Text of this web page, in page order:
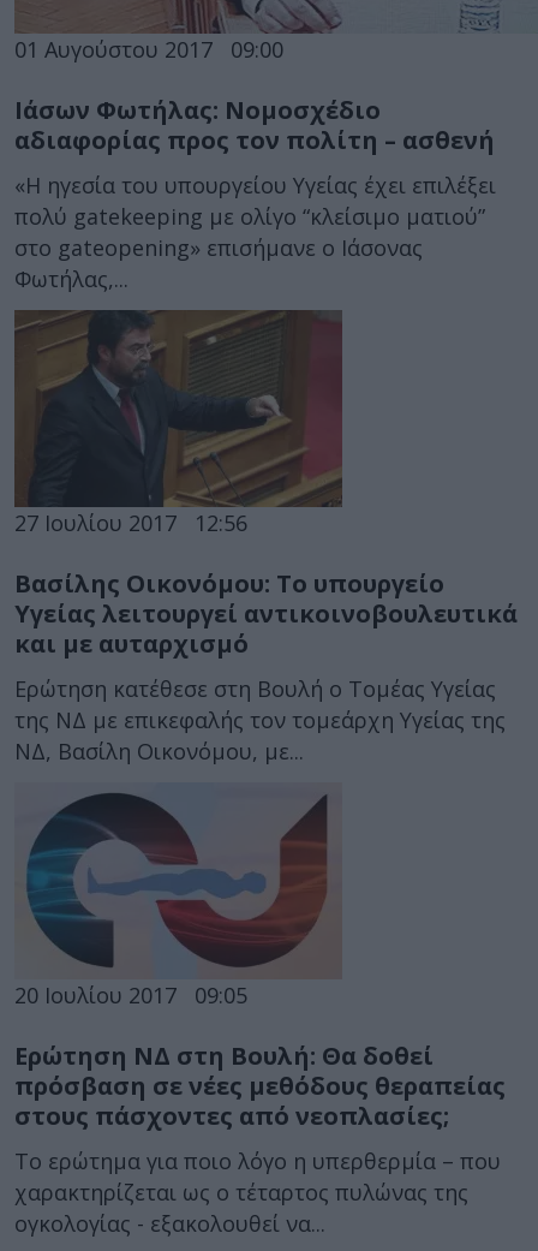
01 Αυγούστου 2017 09:00
Ιάσων Φωτήλας: Νομοσχέδιο
αδιαφορίας προς τον πολίτη – ασθενή
«Η ηγεσία του υπουργείου Υγείας έχει επιλέξει
πολύ gatekeeping με ολίγο “κλείσιμο ματιού”
στο gateopening» επισήμανε ο Ιάσονας
Φωτήλας,...
27 Ιουλίου 2017 12:56
Βασίλης Οικονόμου: Το υπουργείο
Υγείας λειτουργεί αντικοινοβουλευτικά
και με αυταρχισμό
Ερώτηση κατέθεσε στη Βουλή ο Τομέας Υγείας
της ΝΔ με επικεφαλής τον τομεάρχη Υγείας της
ΝΔ, Βασίλη Οικονόμου, με...
20 Ιουλίου 2017 09:05
Ερώτηση ΝΔ στη Βουλή: Θα δοθεί
πρόσβαση σε νέες μεθόδους θεραπείας
στους πάσχοντες από νεοπλασίες;
Το ερώτημα για ποιο λόγο η υπερθερμία – που
χαρακτηρίζεται ως ο τέταρτος πυλώνας της
ογκολογίας - εξακολουθεί να...